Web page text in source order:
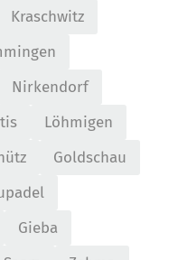
Kraschwitz
Nirkendorf
Löhmigen
Goldschau
Gieba